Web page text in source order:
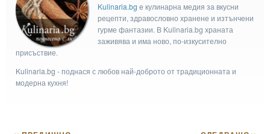
Kulinaria.bg e кулинарна медия за вкусни
рецепти, здравословно хранене и изтънчени
гурме фантазии. В Kulinaria.bg храната
заживява и има ново, по-изкусително
присъствие.
Kulinaria.bg - поднася с любов най-доброто от традиционната и
модерна кухня!